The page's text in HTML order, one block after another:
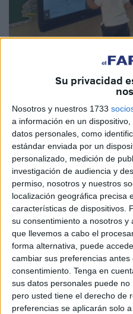
Su privacidad
Nosotros y nuestros 1733
a información en un
datos personales, como
estándar enviada por un
personalizado, medición de
investigación de audiencia y
permiso, nosotros y nuestros
localización geográfica precisa
características de dispositivos.
su consentimiento a nosotros
que llevemos a cabo el
forma alternativa, puede
cambiar sus preferencias
consentimiento. Tenga en
sus datos personales puede
pero usted tiene el derecho de
preferencias se aplicarán solo
Losmuseos de hoy dedican
a la divulgación, en
artística de los más
Thyssen-Bornemisza ha
‘Terminan las clases’ en la
van a participar. El
junio a las 10.30 horas,
laboratorio ‘Musaraña’. Los
pueden inscribirse en la
Las docentes implicadas en
Romero Sánchez
Grado de Maestro en